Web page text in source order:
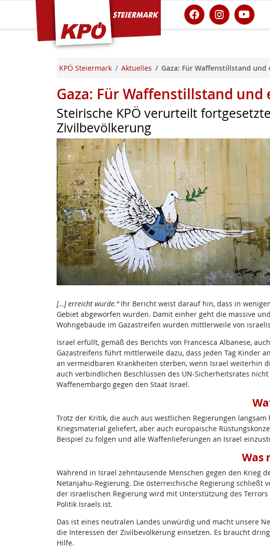
KPÖ Steiermark
KPÖ Steiermark Aktuelles Gaza: Für Waffenstillstand und
Gaza: Für Waffenstillstand und
Steirische KPÖ verurteilt
Zivilbevölkerung
[…] erreicht wurde.“Ihr Bericht weist darauf hin, dass in
Gebiet abgeworfen wurden. Damit einher geht die massive
Wohngebäude im Gazastreifen wurden mittlerweile von
Israel erfüllt, gemäß des Berichts von Francesca Albanese,
Gazastreifens führt mittlerweile dazu, dass jeden Tag Kinder
an vermeidbaren Krankheiten sterben, wenn Israel weiterhin
auch verbindlichen Beschlüssen des UN-Sicherheitsrates
Waffenembargo gegen den Staat Israel.
Trotz der Kritik, die auch aus westlichen Regierungen
Kriegsmaterial geliefert, aber auch europäische
Beispiel zu folgen und alle Waffenlieferungen an Israel
Was
Während in Israel zehntausende Menschen gegen den Krieg
Netanjahu-Regierung. Die österreichische Regierung schließt
der israelischen Regierung wird mit Unterstützung des
Politik Israels ist.
Das ist eines neutralen Landes unwürdig und macht unsere
die Interessen der Zivilbevölkerung einsetzen. Es braucht
Hilfe.